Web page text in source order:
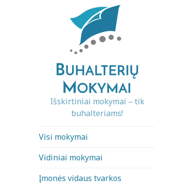
Išskirtiniai mokymai – tik
buhalteriams!
Visi mokymai
Vidiniai mokymai
Įmonės vidaus tvarkos